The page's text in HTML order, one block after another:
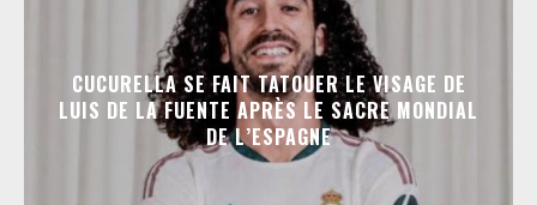
CUCURELLA SE FAIT TATOUER LE VISAGE DE
LUIS DE LA FUENTE APRÈS LE SACRE MONDIAL
DE L’ESPAGNE